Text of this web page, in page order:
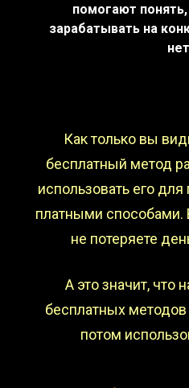
помогают
зарабатывать на
Как только вы
бесплатный метод
использовать его
платными способами.
не потеряете
А это значит, что
бесплатных
потом